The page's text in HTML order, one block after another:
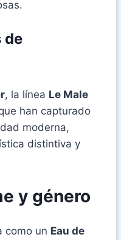
de
, la línea Le Male
han capturado
moderna,
distintiva y
y género
como un Eau de